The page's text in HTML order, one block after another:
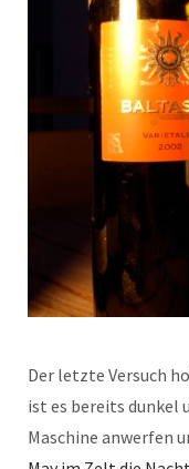
Der letzte Versuch
ist es bereits dunkel
Maschine anwerfen